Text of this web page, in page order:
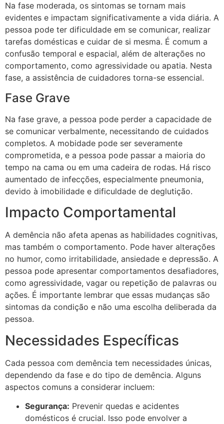
Na fase moderada, os sintomas se tornam mais
evidentes e impactam significativamente a vida diária. A
pessoa pode ter dificuldade em se comunicar, realizar
tarefas domésticas e cuidar de si mesma. É comum a
confusão temporal e espacial, além de alterações no
comportamento, como agressividade ou apatia. Nesta
fase, a assistência de cuidadores torna-se essencial.
Fase Grave
Na fase grave, a pessoa pode perder a capacidade de
se comunicar verbalmente, necessitando de cuidados
completos. A mobidade pode ser severamente
comprometida, e a pessoa pode passar a maioria do
tempo na cama ou em uma cadeira de rodas. Há risco
aumentado de infecções, especialmente pneumonia,
devido à imobilidade e dificuldade de deglutição.
Impacto Comportamental
A demência não afeta apenas as habilidades cognitivas,
mas também o comportamento. Pode haver alterações
no humor, como irritabilidade, ansiedade e depressão. A
pessoa pode apresentar comportamentos desafiadores,
como agressividade, vagar ou repetição de palavras ou
ações. É importante lembrar que essas mudanças são
sintomas da condição e não uma escolha deliberada da
pessoa.
Necessidades Específicas
Cada pessoa com demência tem necessidades únicas,
dependendo da fase e do tipo de demência. Alguns
aspectos comuns a considerar incluem:
Segurança: Prevenir quedas e acidentes
domésticos é crucial. Isso pode envolver a